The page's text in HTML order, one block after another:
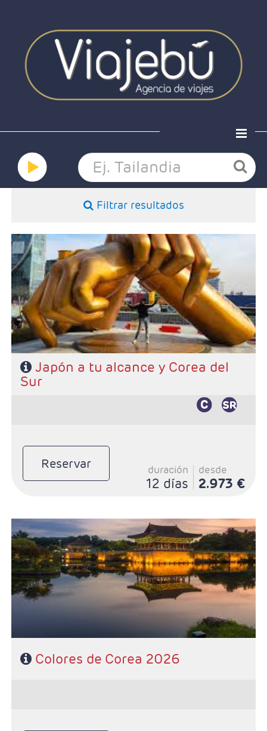
Home
Ofertas
Viaja a medida
Grandes viajes
Nosotros
Contacto
Filtrar resultados
Características
- Salidas: Según calendario
- Ruta: 3 noches Tokyo, 3 noches Kyoto y 4 noches Seul
- Categoría hotelera: Primera Sup
- Régimen: Desayunos + 2 Almuerzos
Japón a tu alcance y Corea del
Sur
Reservar duración
12 días
desde
2.973 €
- Salidas: Según calendario
- Ruta: 4 noches Seúl, 1 noche en Gyeongju y 2 noches
Busán
- Régimen: Desayuno diario y 4 almuerzos
- Categoría Hotelera: Primera
Colores de Corea 2026